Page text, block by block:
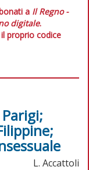
a Il Regno -
digitale.
proprio codice
L. Accattoli